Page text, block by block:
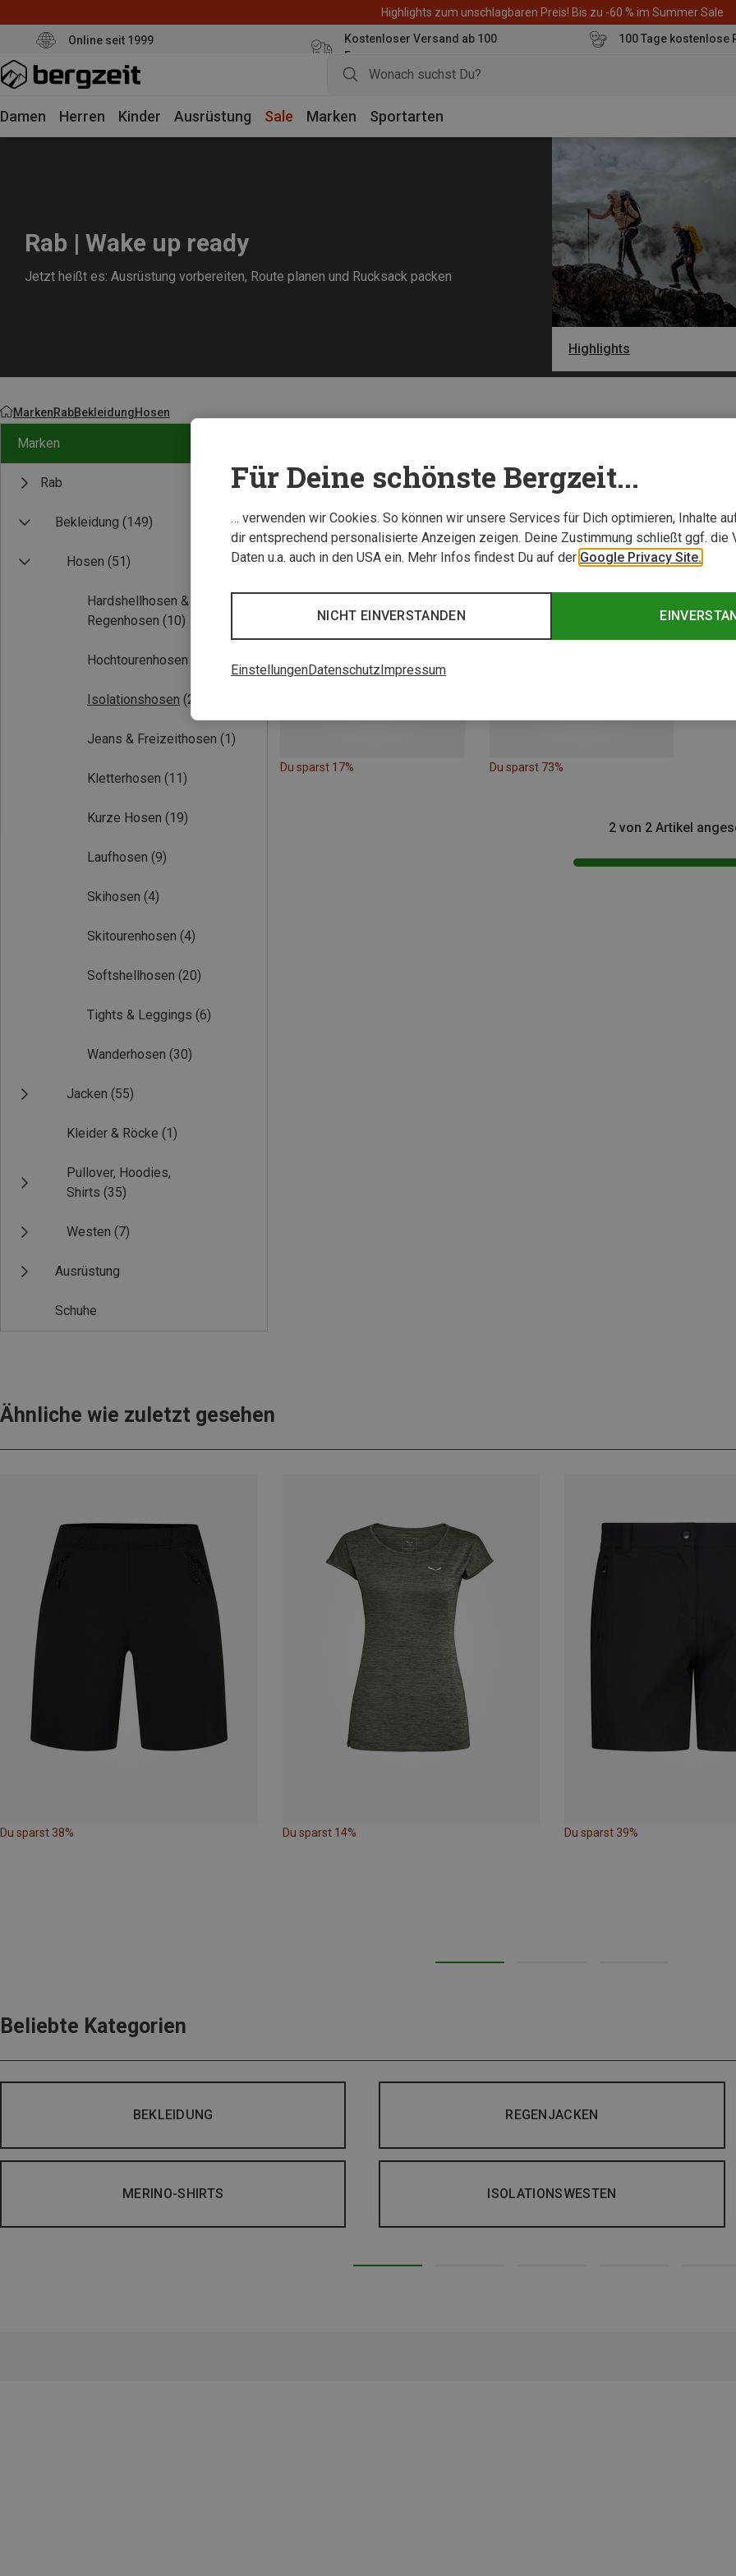
Highlights zum unschlagbaren Preis! Bis zu -60 % im Summer Sale
Online seit 1999
Kostenloser Versand ab 100
Euro
100 Tage kostenlose
Damen Herren Kinder Ausrüstung Sale Marken Sportarten
Rab | Wake up ready
Jetzt heißt es: Ausrüstung vorbereiten, Route planen und Rucksack packen
Highlights
MarkenRabBekleidungHosen
Marken
Rab
Bekleidung (149)
Hosen (51)
Hardshellhosen &
Regenhosen (10)
Hochtourenhosen
Isolationshosen (2)
Jeans & Freizeithosen (1)
Kletterhosen (11)
Kurze Hosen (19)
Laufhosen (9)
Skihosen (4)
Skitourenhosen (4)
Softshellhosen (20)
Tights & Leggings (6)
Wanderhosen (30)
Jacken (55)
Kleider & Röcke (1)
Pullover, Hoodies,
Shirts (35)
Westen (7)
Ausrüstung
Schuhe
Du sparst 17% Du sparst 73%
2 von 2 Artikel
Ähnliche wie zuletzt gesehen
Du sparst 38% Du sparst 14% Du sparst 39%
Beliebte Kategorien
BEKLEIDUNG REGENJACKEN
MERINO-SHIRTS ISOLATIONSWESTEN
Für Deine schönste Bergzeit...
… verwenden wir Cookies. So können wir unsere Services für Dich optimieren, Inhalte
dir entsprechend personalisierte Anzeigen zeigen. Deine Zustimmung schließt ggf. die
Daten u.a. auch in den USA ein. Mehr Infos findest Du auf der Google Privacy Site.
NICHT EINVERSTANDEN
EinstellungenDatenschutzImpressum